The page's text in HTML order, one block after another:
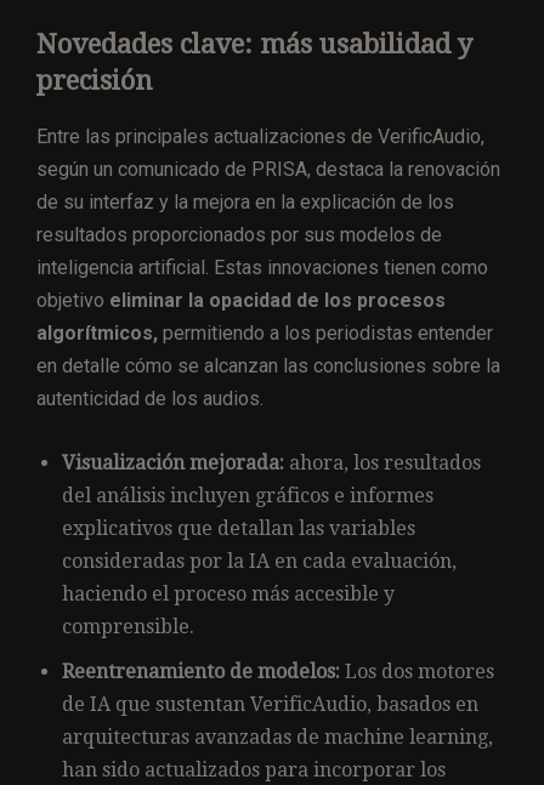
Novedades clave: más usabilidad y
precisión
Entre las principales actualizaciones de VerificAudio,
según un comunicado de PRISA, destaca la renovación
de su interfaz y la mejora en la explicación de los
resultados proporcionados por sus modelos de
inteligencia artificial. Estas innovaciones tienen como
objetivo eliminar la opacidad de los procesos
algorítmicos, permitiendo a los periodistas entender
en detalle cómo se alcanzan las conclusiones sobre la
autenticidad de los audios.
Visualización mejorada: ahora, los resultados
del análisis incluyen gráficos e informes
explicativos que detallan las variables
consideradas por la IA en cada evaluación,
haciendo el proceso más accesible y
comprensible.
Reentrenamiento de modelos: Los dos motores
de IA que sustentan VerificAudio, basados en
arquitecturas avanzadas de machine learning,
han sido actualizados para incorporar los